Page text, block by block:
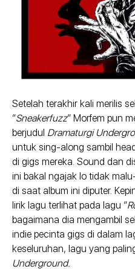
Setelah terakhir kali merilis
“Sneakerfuzz” Morfem pun
berjudul Dramaturgi
untuk sing-along sambil
di gigs mereka. Sound dan
ini bakal ngajak lo tidak
di saat album ini diputer.
lirik lagu terlihat pada lagu “
bagaimana dia mengambil
indie pecinta gigs di dalam
keseluruhan, lagu yang
Underground.